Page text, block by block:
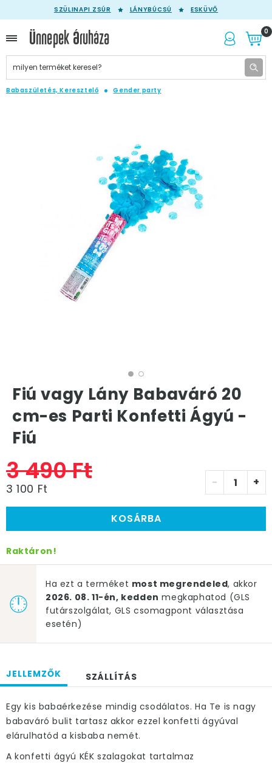
SZÜLINAPI ZSÚR LÁNYBÚCSÚ ESKÜVŐ
0
Babaszületés, Keresztelő Gender party
Fiú vagy Lány Babaváró 20
cm-es Parti Konfetti Ágyú -
Fiú
3 490 Ft
3 100 Ft - +
KOSÁRBA
Raktáron!
Ha ezt a terméket most megrendeled, akkor
2026. 08. 11-én, kedden megkaphatod (GLS
futárszolgálat, GLS csomagpont választása
esetén)
JELLEMZŐK SZÁLLÍTÁS
Egy kis babaérkezése mindig csodálatos. Ha Te is nagy
babaváró bulit tartasz akkor ezzel konfetti ágyúval
elárulhatód a kisbaba nemét.
A konfetti ágyú KÉK szalagokat tartalmaz